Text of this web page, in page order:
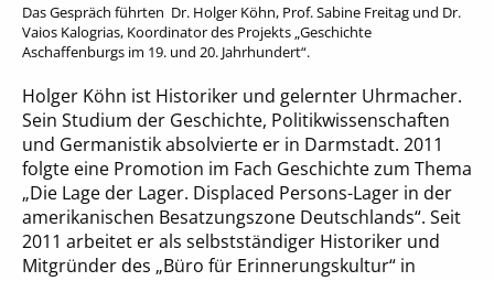
Das Gespräch führten Dr. Holger Köhn, Prof. Sabine Freitag und Dr.
Vaios Kalogrias, Koordinator des Projekts „Geschichte
Aschaffenburgs im 19. und 20. Jahrhundert“.
Holger Köhn ist Historiker und gelernter Uhrmacher.
Sein Studium der Geschichte, Politikwissenschaften
und Germanistik absolvierte er in Darmstadt. 2011
folgte eine Promotion im Fach Geschichte zum Thema
„Die Lage der Lager. Displaced Persons-Lager in der
amerikanischen Besatzungszone Deutschlands“. Seit
2011 arbeitet er als selbstständiger Historiker und
Mitgründer des „Büro für Erinnerungskultur“ in